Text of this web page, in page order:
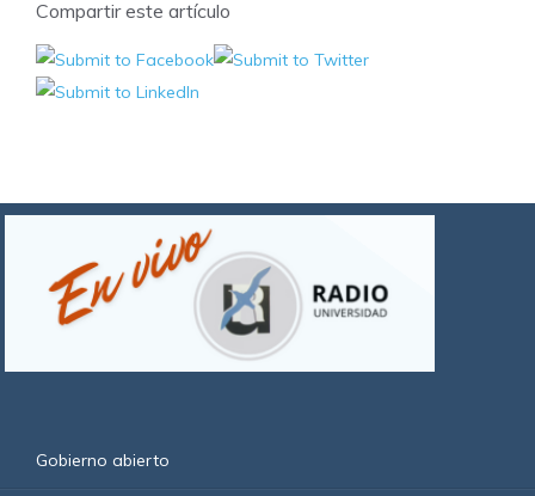
Compartir este artículo
Gobierno abierto